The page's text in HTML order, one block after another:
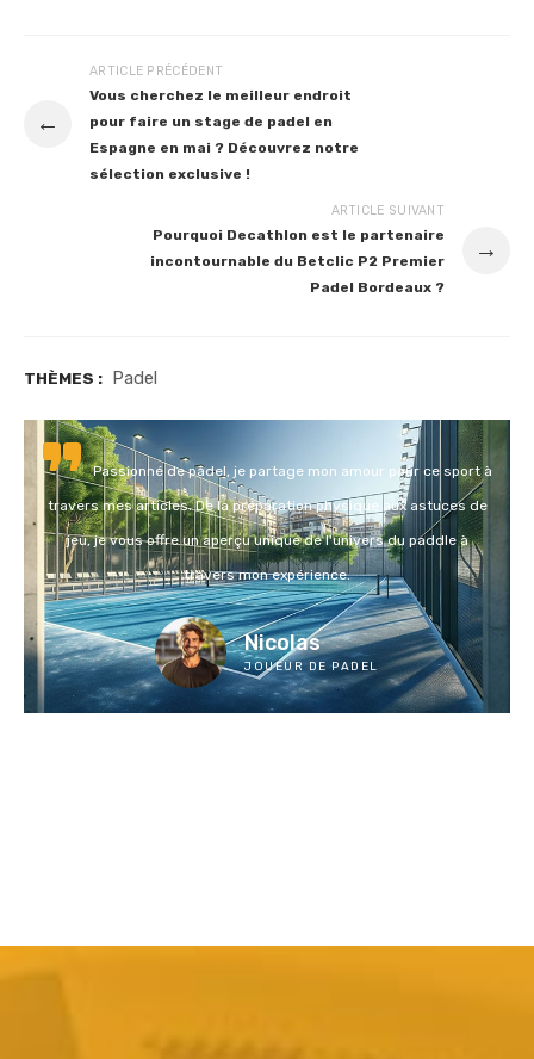
←
ARTICLE PRÉCÉDENT
Vous cherchez le meilleur endroit
pour faire un stage de padel en
Espagne en mai ? Découvrez notre
sélection exclusive !
ARTICLE SUIVANT
Pourquoi Decathlon est le partenaire
incontournable du Betclic P2 Premier
Padel Bordeaux ?
→
THÈMES : Padel
Passionné de padel, je partage mon amour pour ce sport à
travers mes articles. De la préparation physique aux astuces de
jeu, je vous offre un aperçu unique de l'univers du paddle à
travers mon expérience.
Nicolas
JOUEUR DE PADEL